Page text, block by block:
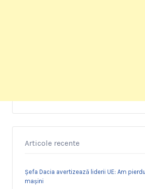
Articole recente
Șefa Dacia avertizează liderii UE: Am
mașini